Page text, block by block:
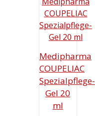
Medipharma
COUPELIAC
Spezialpflege-
Gel 20
ml